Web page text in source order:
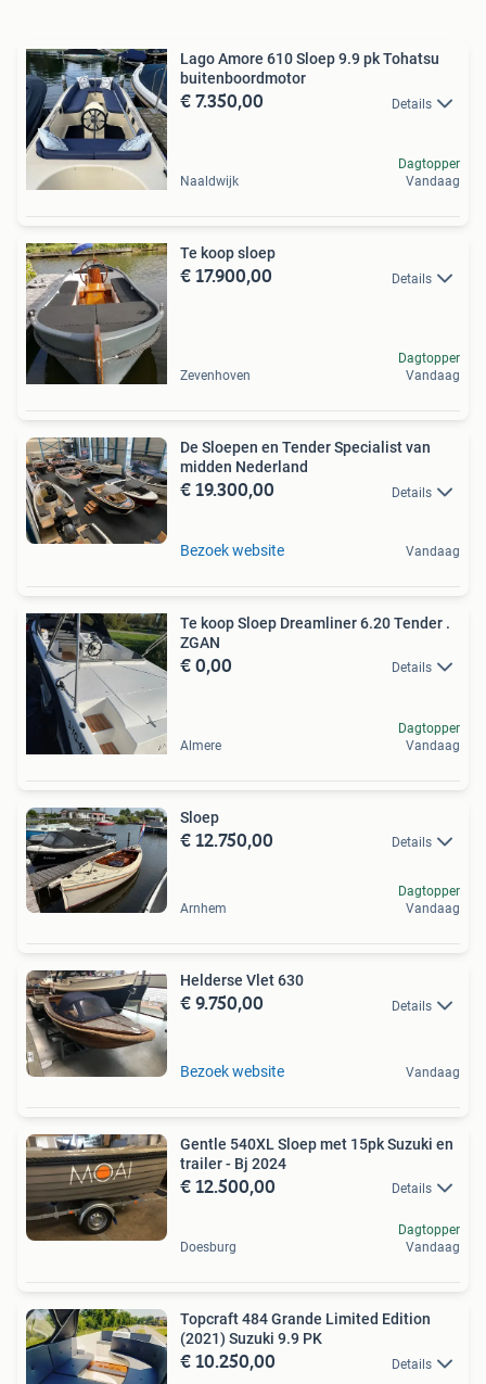
Lago Amore 610 Sloep 9.9 pk Tohatsu
buitenboordmotor
€ 7.350,00 Details
Naaldwijk
Dagtopper
Vandaag
Te koop sloep
€ 17.900,00 Details
Zevenhoven
Dagtopper
Vandaag
De Sloepen en Tender Specialist van
midden Nederland
€ 19.300,00 Details
Bezoek website Vandaag
Te koop Sloep Dreamliner 6.20 Tender .
ZGAN
€ 0,00 Details
Almere
Dagtopper
Vandaag
Sloep
€ 12.750,00 Details
Arnhem
Dagtopper
Vandaag
Helderse Vlet 630
€ 9.750,00 Details
Bezoek website Vandaag
Gentle 540XL Sloep met 15pk Suzuki en
trailer - Bj 2024
€ 12.500,00 Details
Doesburg
Dagtopper
Vandaag
Topcraft 484 Grande Limited Edition
(2021) Suzuki 9.9 PK
€ 10.250,00 Details